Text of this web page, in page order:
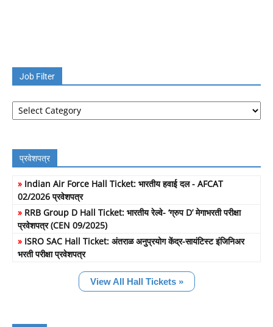
Job Filter
Job
Filter
प्रवेशपत्र
» Indian Air Force Hall Ticket: भारतीय हवाई दल - AFCAT
02/2026 प्रवेशपत्र
» RRB Group D Hall Ticket: भारतीय रेल्वे- ‘ग्रुप D’ मेगाभरती परीक्षा
प्रवेशपत्र (CEN 09/2025)
» ISRO SAC Hall Ticket: अंतराळ अनुप्रयोग केंद्र-सायंटिस्ट इंजिनिअर
भरती परीक्षा प्रवेशपत्र
View All Hall Tickets »